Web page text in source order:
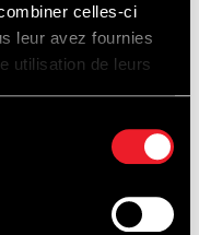
celles-ci
leur avez fournies
utilisation de leurs
Mobilität